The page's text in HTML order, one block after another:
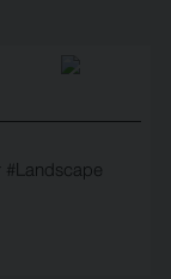
#Landscape